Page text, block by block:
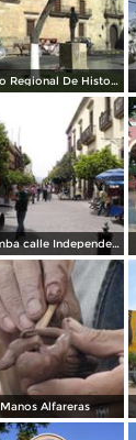
Museo Regional De Historia
Marimba calle Independecia
Manos Alfareras